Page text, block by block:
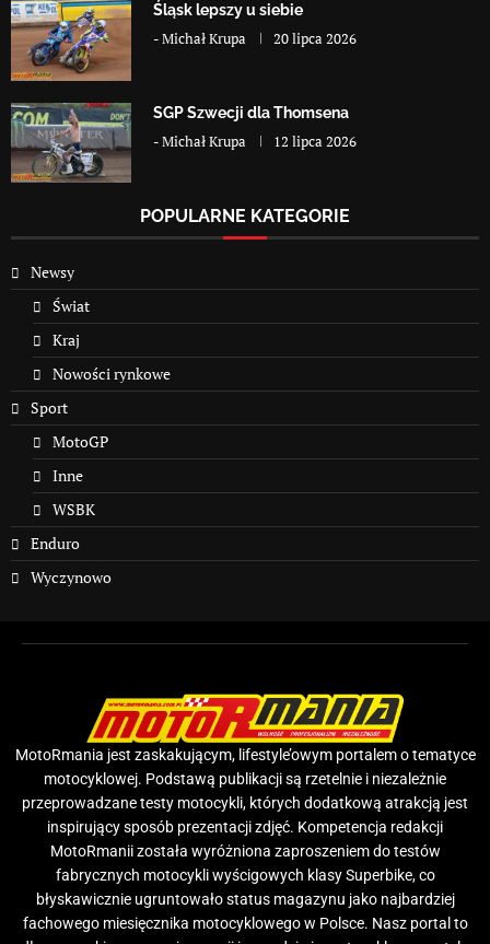
Śląsk lepszy u siebie
-Michał Krupa 20 lipca 2026
SGP Szwecji dla Thomsena
-Michał Krupa 12 lipca 2026
POPULARNE KATEGORIE
Newsy
Świat
Kraj
Nowości rynkowe
Sport
MotoGP
Inne
WSBK
Enduro
Wyczynowo
MotoRmania jest zaskakującym, lifestyle’owym portalem o tematyce
motocyklowej. Podstawą publikacji są rzetelnie i niezależnie
przeprowadzane testy motocykli, których dodatkową atrakcją jest
inspirujący sposób prezentacji zdjęć. Kompetencja redakcji
MotoRmanii została wyróżniona zaproszeniem do testów
fabrycznych motocykli wyścigowych klasy Superbike, co
błyskawicznie ugruntowało status magazynu jako najbardziej
fachowego miesięcznika motocyklowego w Polsce. Nasz portal to